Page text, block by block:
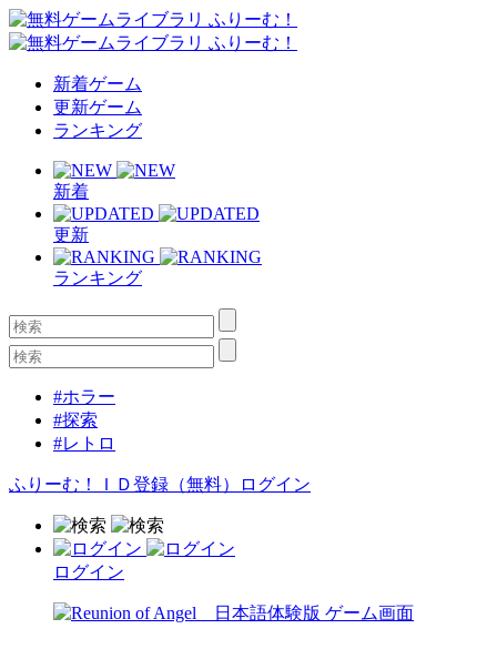
新着ゲーム
更新ゲーム
ランキング
新着
更新
ランキング
#ホラー
#探索
#レトロ
ふりーむ！ＩＤ登録（無料） ログイン
ログイン